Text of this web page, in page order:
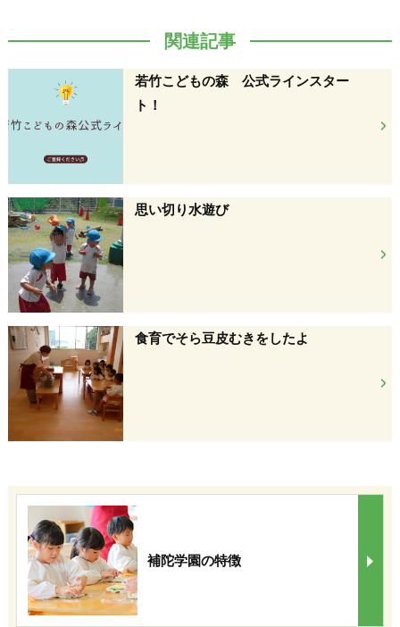
関連記事
若竹こどもの森 公式ラインスター
ト！
思い切り水遊び
食育でそら豆皮むきをしたよ
補陀学園の特徴